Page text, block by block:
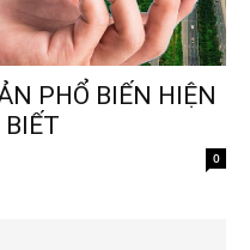
PHỔ BIẾN HIỆN
0